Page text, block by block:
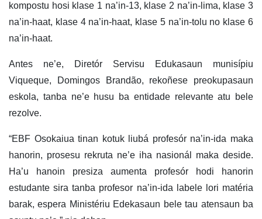
kompostu hosi klase 1 na’in-13, klase 2 na’in-lima, klase 3
na’in-haat, klase 4 na’in-haat, klase 5 na’in-tolu no klase 6
na’in-haat.
Antes ne’e, Diretór Servisu Edukasaun munisípiu
Viqueque, Domingos Brandão, rekoñese preokupasaun
eskola, tanba ne’e husu ba entidade relevante atu bele
rezolve.
“EBF Osokaiua tinan kotuk liubá profesór na’in-ida maka
hanorin, prosesu rekruta ne’e iha nasionál maka deside.
Ha’u hanoin presiza aumenta profesór hodi hanorin
estudante sira tanba profesor na’in-ida labele lori matéria
barak, espera Ministériu Edekasaun bele tau atensaun ba